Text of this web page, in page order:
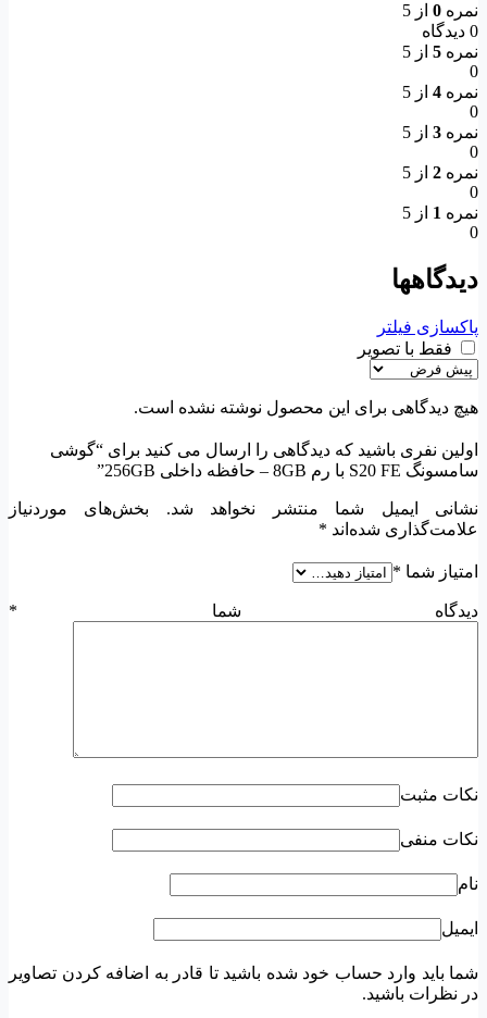
نمره 0 از 5
0 دیدگاه
نمره 5 از 5
0
نمره 4 از 5
0
نمره 3 از 5
0
نمره 2 از 5
0
نمره 1 از 5
0
دیدگاهها
پاکسازی فیلتر
فقط با تصویر
هیچ دیدگاهی برای این محصول نوشته نشده است.
اولین نفری باشید که دیدگاهی را ارسال می کنید برای “گوشی
سامسونگ S20 FE با رم 8GB – حافظه داخلی 256GB”
نشانی ایمیل شما منتشر نخواهد شد.
بخش‌های موردنیاز
علامت‌گذاری شده‌اند *
امتیاز شما *
دیدگاه شما *
نکات مثبت
نکات منفی
نام
ایمیل
شما باید وارد حساب خود شده باشید تا قادر به اضافه کردن تصاویر
در نظرات باشید.